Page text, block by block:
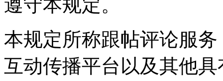
遵守本规定。
本规定所称跟帖评论服
互动传播平台以及其他